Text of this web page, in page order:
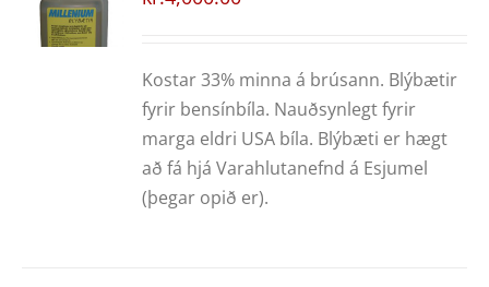
Kostar 33% minna á brúsann. Blýbætir
fyrir bensínbíla. Nauðsynlegt fyrir
marga eldri USA bíla. Blýbæti er hægt
að fá hjá Varahlutanefnd á Esjumel
(þegar opið er).